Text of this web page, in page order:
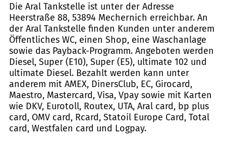
Die Aral Tankstelle ist unter der Adresse
Heerstraße 88, 53894 Mechernich erreichbar. An
der Aral Tankstelle finden Kunden unter anderem
Öffentliches WC, einen Shop, eine Waschanlage
sowie das Payback-Programm. Angeboten werden
Diesel, Super (E10), Super (E5), ultimate 102 und
ultimate Diesel. Bezahlt werden kann unter
anderem mit AMEX, DinersClub, EC, Girocard,
Maestro, Mastercard, Visa, Vpay sowie mit Karten
wie DKV, Eurotoll, Routex, UTA, Aral card, bp plus
card, OMV card, Rcard, Statoil Europe Card, Total
card, Westfalen card und Logpay.